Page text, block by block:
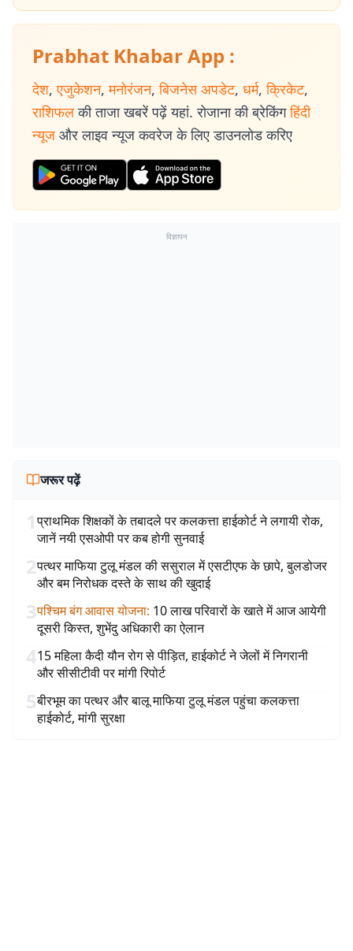
Prabhat Khabar App :
देश, एजुकेशन, मनोरंजन, बिजनेस अपडेट, धर्म, क्रिकेट,
राशिफल की ताजा खबरें पढ़ें यहां. रोजाना की ब्रेकिंग हिंदी
न्यूज और लाइव न्यूज कवरेज के लिए डाउनलोड करिए
विज्ञापन
जरूर पढ़ें
1प्राथमिक शिक्षकों के तबादले पर कलकत्ता हाईकोर्ट ने लगायी रोक,
जानें नयी एसओपी पर कब होगी सुनवाई
2पत्थर माफिया टुलू मंडल की ससुराल में एसटीएफ के छापे, बुलडोजर
और बम निरोधक दस्ते के साथ की खुदाई
3पश्चिम बंग आवास योजना: 10 लाख परिवारों के खाते में आज आयेगी
दूसरी किस्त, शुभेंदु अधिकारी का ऐलान
415 महिला कैदी यौन रोग से पीड़ित, हाईकोर्ट ने जेलों में निगरानी
और सीसीटीवी पर मांगी रिपोर्ट
5बीरभूम का पत्थर और बालू माफिया टुलू मंडल पहुंचा कलकत्ता
हाईकोर्ट, मांगी सुरक्षा